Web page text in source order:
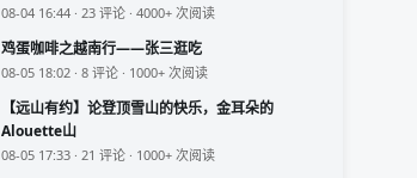
08-04 16:44 · 23 评论 · 4000+ 次阅读
鸡蛋咖啡之越南行——张三逛吃
08-05 18:02 · 8 评论 · 1000+ 次阅读
【远山有约】论登顶雪山的快乐，金耳朵的
Alouette山
08-05 17:33 · 21 评论 · 1000+ 次阅读